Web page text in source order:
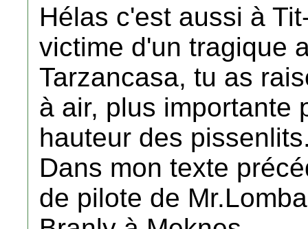
Hélas c'est aussi à
victime d'un tragique
Tarzancasa, tu as
à air, plus importante
hauteur des
Dans mon texte
de pilote de